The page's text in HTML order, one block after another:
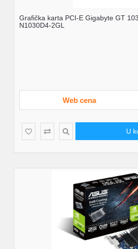
Grafička karta PCI-E Gigabyte GT
N1030D4-2GL
Web cena
U